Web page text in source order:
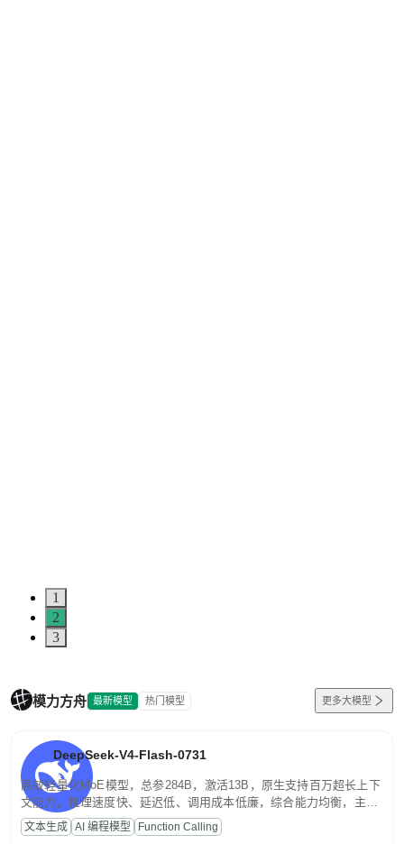
1
2
3
模力方舟 最新模型 热门模型 更多大模型
DeepSeek-V4-Flash-0731
高效轻量化MoE模型，总参284B，激活13B，原生支持百万超长上下
文能力。推理速度快、延迟低、调用成本低廉，综合能力均衡，主打
高并发、轻量化任务，适合日常对话、内容创作、基础 RAG、批量
文案处理等普惠刚需场景。
文本生成 AI 编程模型 Function Calling